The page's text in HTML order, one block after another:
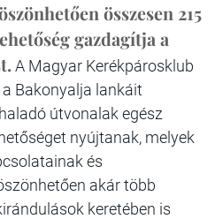
összesen 215
gazdagítja a
A Magyar Kerékpárosklub
Bakonyalja lankáit
útvonalak egész
nyújtanak, melyek
és
akár több
keretében is